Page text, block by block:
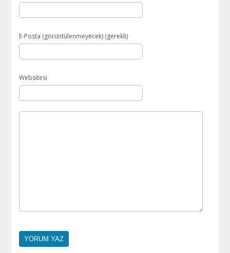
E-Posta (görüntülenmeyecek) (gerekli)
Websitesi